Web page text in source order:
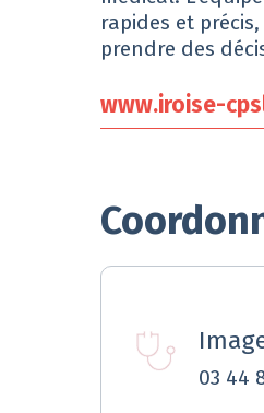
rapides et
prendre des
www.iroise-
03 44